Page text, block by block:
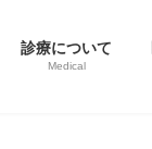
診療について
Medical